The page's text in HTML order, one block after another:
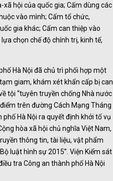
hội của quốc gia; Cấm dùng các
vào mình; Cấm tổ chức,
gia khác; Cấm can thiệp vào
chọn chế độ chính trị, kinh tế,
Hà Nội đã chủ trì phối hợp một
giam, khám xét khẩn cấp bị can
tội “tuyên truyền chống Nhà nước
trên đường Cách Mạng Tháng
Hà Nội ra quyết định khởi tố vụ
hòa xã hội chủ nghĩa Việt Nam,
thông tin, tài liệu, vật phẩm
luật hình sự 2015”. Viện Kiểm sát
tra Công an thành phố Hà Nội